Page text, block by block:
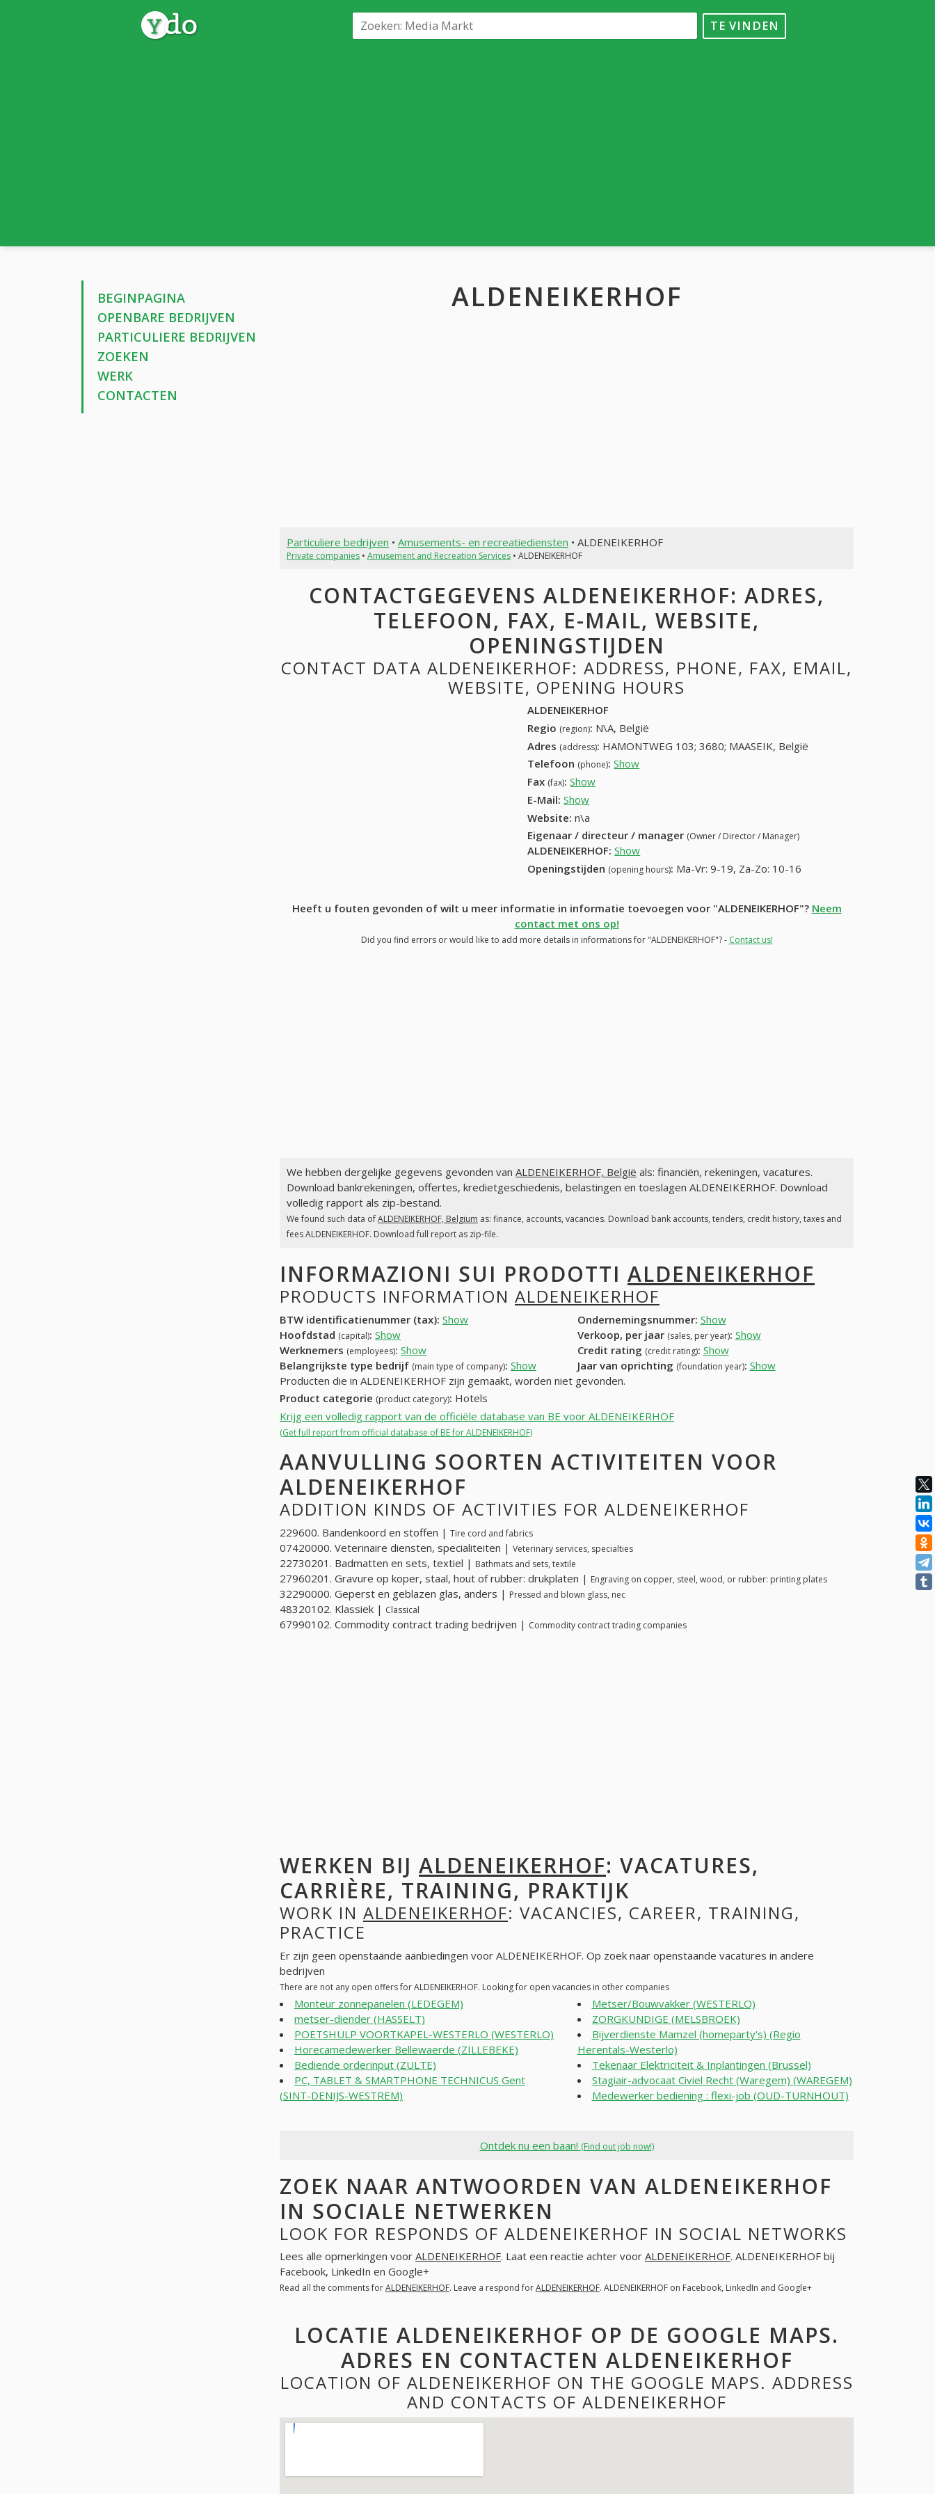
TE VINDEN
BEGINPAGINA
OPENBARE BEDRIJVEN
PARTICULIERE BEDRIJVEN
ZOEKEN
WERK
CONTACTEN
ALDENEIKERHOF
Particuliere bedrijven • Amusements- en recreatiediensten • ALDENEIKERHOF
Private companies• Amusement and Recreation Services• ALDENEIKERHOF
CONTACTGEGEVENS ALDENEIKERHOF: ADRES,
TELEFOON, FAX, E-MAIL, WEBSITE,
OPENINGSTIJDEN
CONTACT DATA ALDENEIKERHOF: ADDRESS, PHONE, FAX, EMAIL,
WEBSITE, OPENING HOURS
ALDENEIKERHOF
Regio (region): N\A, België
Adres (address): HAMONTWEG 103; 3680; MAASEIK, België
Telefoon (phone): Show
Fax (fax): Show
E-Mail: Show
Website: n\a
Eigenaar / directeur / manager (Owner / Director / Manager)
ALDENEIKERHOF: Show
Openingstijden (opening hours): Ma-Vr: 9-19, Za-Zo: 10-16
Heeft u fouten gevonden of wilt u meer informatie in informatie toevoegen voor "ALDENEIKERHOF"? Neem
contact met ons op!
Did you find errors or would like to add more details in informations for "ALDENEIKERHOF"? - Contact us!
We hebben dergelijke gegevens gevonden van ALDENEIKERHOF, België als: financiën, rekeningen, vacatures.
Download bankrekeningen, offertes, kredietgeschiedenis, belastingen en toeslagen ALDENEIKERHOF. Download
volledig rapport als zip-bestand.
We found such data ofALDENEIKERHOF, Belgium as: finance, accounts, vacancies. Download bank accounts, tenders, credit history, taxes and
fees ALDENEIKERHOF. Download full report as zip-file.
INFORMAZIONI SUI PRODOTTI ALDENEIKERHOF
PRODUCTS INFORMATION ALDENEIKERHOF
BTW identificatienummer (tax): Show Ondernemingsnummer: Show
Hoofdstad (capital): Show Verkoop, per jaar (sales, per year): Show
Werknemers (employees): Show Credit rating (credit rating): Show
Belangrijkste type bedrijf (main type of company): Show Jaar van oprichting (foundation year): Show
Producten die in ALDENEIKERHOF zijn gemaakt, worden niet gevonden.
Product categorie (product category): Hotels
Krijg een volledig rapport van de officiële database van BE voor ALDENEIKERHOF
(Get full report from official database of BE for ALDENEIKERHOF)
AANVULLING SOORTEN ACTIVITEITEN VOOR
ALDENEIKERHOF
ADDITION KINDS OF ACTIVITIES FOR ALDENEIKERHOF
229600. Bandenkoord en stoffen | Tire cord and fabrics
07420000. Veterinaire diensten, specialiteiten | Veterinary services, specialties
22730201. Badmatten en sets, textiel | Bathmats and sets, textile
27960201. Gravure op koper, staal, hout of rubber: drukplaten | Engraving on copper, steel, wood, or rubber: printing plates
32290000. Geperst en geblazen glas, anders | Pressed and blown glass, nec
48320102. Klassiek | Classical
67990102. Commodity contract trading bedrijven | Commodity contract trading companies
WERKEN BIJ ALDENEIKERHOF: VACATURES,
CARRIÈRE, TRAINING, PRAKTIJK
WORK IN ALDENEIKERHOF: VACANCIES, CAREER, TRAINING,
PRACTICE
Er zijn geen openstaande aanbiedingen voor ALDENEIKERHOF. Op zoek naar openstaande vacatures in andere
bedrijven
There are not any open offers for ALDENEIKERHOF. Looking for open vacancies in other companies
Monteur zonnepanelen (LEDEGEM)
metser-diender (HASSELT)
POETSHULP VOORTKAPEL-WESTERLO (WESTERLO)
Horecamedewerker Bellewaerde (ZILLEBEKE)
Bediende orderinput (ZULTE)
PC, TABLET & SMARTPHONE TECHNICUS Gent
(SINT-DENIJS-WESTREM)
Metser/Bouwvakker (WESTERLO)
ZORGKUNDIGE (MELSBROEK)
Bijverdienste Mamzel (homeparty's) (Regio
Herentals-Westerlo)
Tekenaar Elektriciteit & Inplantingen (Brussel)
Stagiair-advocaat Civiel Recht (Waregem) (WAREGEM)
Medewerker bediening : flexi-job (OUD-TURNHOUT)
Ontdek nu een baan! (Find out job now!)
ZOEK NAAR ANTWOORDEN VAN ALDENEIKERHOF
IN SOCIALE NETWERKEN
LOOK FOR RESPONDS OF ALDENEIKERHOF IN SOCIAL NETWORKS
Lees alle opmerkingen voor ALDENEIKERHOF. Laat een reactie achter voor ALDENEIKERHOF. ALDENEIKERHOF bij
Facebook, LinkedIn en Google+
Read all the comments forALDENEIKERHOF. Leave a respond forALDENEIKERHOF. ALDENEIKERHOF on Facebook, LinkedIn and Google+
LOCATIE ALDENEIKERHOF OP DE GOOGLE MAPS.
ADRES EN CONTACTEN ALDENEIKERHOF
LOCATION OF ALDENEIKERHOF ON THE GOOGLE MAPS. ADDRESS
AND CONTACTS OF ALDENEIKERHOF